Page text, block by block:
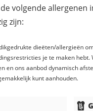
de volgende allergenen
zijn:
dieëten/allergieën
je te maken hebt.
en ons aanbod dynamisch
kunt aanhouden.